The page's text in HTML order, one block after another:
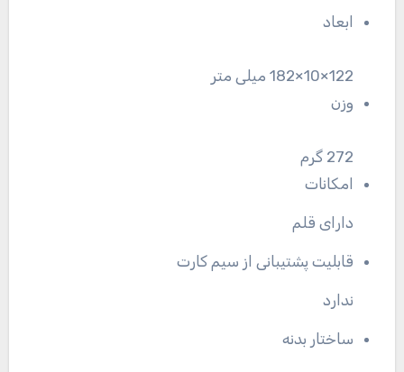
ابعاد
122×10×182 میلی متر
وزن
272 گرم
امکانات
دارای قلم
قابلیت پشتیبانی از سیم کارت
ندارد
ساختار بدنه